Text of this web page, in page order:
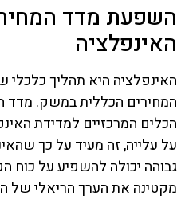
השפעת מדד
האינפלציה
האינפלציה היא תהליך
המחירים הכללית במשק. מדד
הכלים המרכזיים למדידת
על עלייה, זה מעיד על כך
גבוהה יכולה להשפיע על כוח
מקטינה את הערך הריאלי של